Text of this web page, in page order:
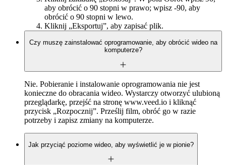
aby obrócić o 90 stopni w prawo; wpisz -90, aby
obrócić o 90 stopni w lewo.
Kliknij „Eksportuj”, aby zapisać plik.
Czy muszę zainstalować oprogramowanie, aby obrócić wideo na
komputerze?
Nie. Pobieranie i instalowanie oprogramowania nie jest
konieczne do obracania wideo. Wystarczy otworzyć ulubioną
przeglądarkę, przejść na stronę www.veed.io i kliknąć
przycisk „Rozpocznij”. Prześlij film, obróć go w razie
potrzeby i zapisz zmiany na komputerze.
Jak przyciąć poziome wideo, aby wyświetlić je w pionie?